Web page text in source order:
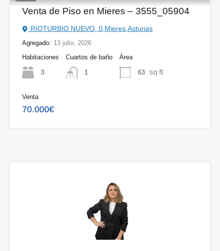
Venta de Piso en Mieres – 3555_05904
RIOTURBIO NUEVO, 0,Mieres,Asturias
Agregado: 13 julio, 2026
Habitaciones
3
Cuartos de baño
1
Área
63 sq ft
Venta
70.000€